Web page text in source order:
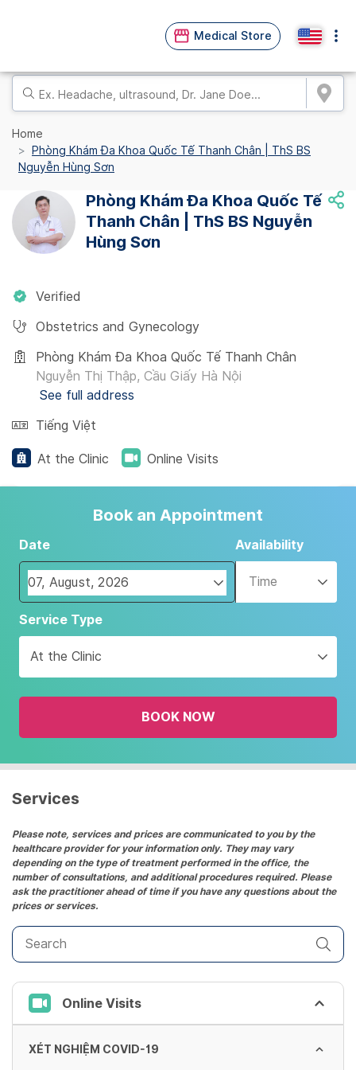
Medical Store
Home
Phòng Khám Đa Khoa Quốc Tế Thanh Chân | ThS BS
Nguyễn Hùng Sơn
Phòng Khám Đa Khoa Quốc Tế
Thanh Chân | ThS BS Nguyễn
Hùng Sơn
Verified
Obstetrics and Gynecology
Phòng Khám Đa Khoa Quốc Tế Thanh Chân
Nguyễn Thị Thập, Cầu Giấy Hà Nội
See full address
Tiếng Việt
At the Clinic Online Visits
Book an Appointment
Date
Navigate
forward
interact
with
the
and
date.
the
question
mark
key
to
get
the
keyboard
shortcuts
for
changing
dates.
Availability
Time
Service Type
At the Clinic
BOOK NOW
Services
Please note, services and prices are communicated to you by the
healthcare provider for your information only. They may vary
depending on the type of treatment performed in the office, the
number of consultations, and additional procedures required. Please
ask the practitioner ahead of time if you have any questions about the
prices or services.
Online Visits
XÉT NGHIỆM COVID-19